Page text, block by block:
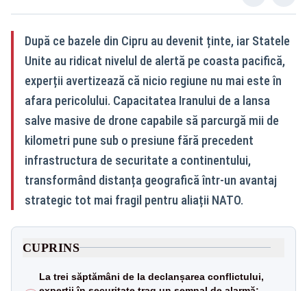
După ce bazele din Cipru au devenit ținte, iar Statele
Unite au ridicat nivelul de alertă pe coasta pacifică,
experții avertizează că nicio regiune nu mai este în
afara pericolului. Capacitatea Iranului de a lansa
salve masive de drone capabile să parcurgă mii de
kilometri pune sub o presiune fără precedent
infrastructura de securitate a continentului,
transformând distanța geografică într-un avantaj
strategic tot mai fragil pentru aliații NATO.
CUPRINS
La trei săptămâni de la declanșarea conflictului,